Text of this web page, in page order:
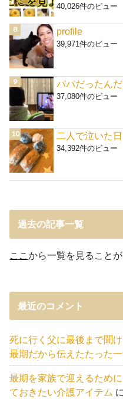
40,026件のビュー
profile
39,971件のビュー
パパだったん
37,080件のビュー
二人で泣いた日
34,392件のビュー
過去の記事一覧
ここから一覧を見ることが
最近のコメント
死に行く父に最後まで聞
最期だから伝えたたった
最期を家族で迎えるため
ておきたい介護アイテム に